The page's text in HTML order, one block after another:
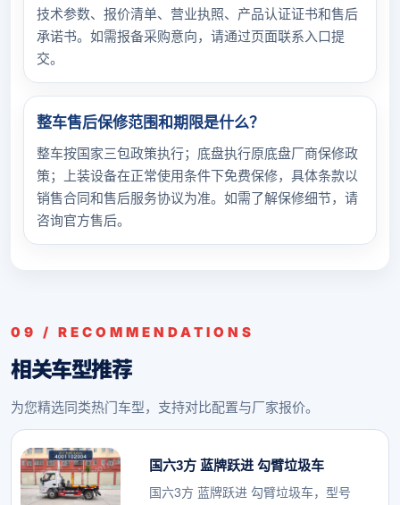
技术参数、报价清单、营业执照、产品认证证书和售后
承诺书。如需报备采购意向，请通过页面联系入口提
交。
整车售后保修范围和期限是什么？
整车按国家三包政策执行；底盘执行原底盘厂商保修政
策；上装设备在正常使用条件下免费保修，具体条款以
销售合同和售后服务协议为准。如需了解保修细节，请
咨询官方售后。
09 / RECOMMENDATIONS
相关车型推荐
为您精选同类热门车型，支持对比配置与厂家报价。
国六3方 蓝牌跃进 勾臂垃圾车
国六3方 蓝牌跃进 勾臂垃圾车，型号